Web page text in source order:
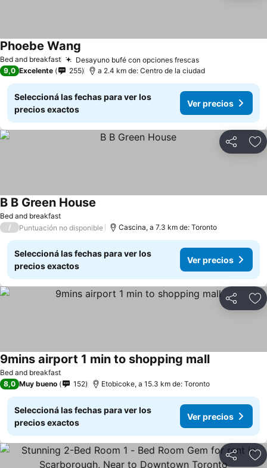
Bed and breakfast Desayuno bufé con opciones frescas
Phoebe Wang
9,0 Excelente 255 a 2.4 km de: Centro de la ciudad
Seleccioná las fechas para ver los
precios exactos
Ver precios
Compartir
Bed and breakfast
B B Green House
/ Puntuación no disponible Cascina, a 7.3 km de: Toronto
Seleccioná las fechas para ver los
precios exactos
Ver precios
Compartir
Bed and breakfast
9mins airport 1 min to shopping mall
8,0 Muy bueno 152 Etobicoke, a 15.3 km de: Toronto
Seleccioná las fechas para ver los
precios exactos
Ver precios
Compartir